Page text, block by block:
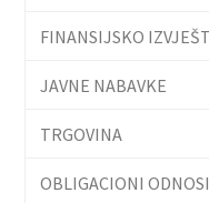
FINANSIJSKO
JAVNE NABAVKE
TRGOVINA
OBLIGACIONI ODNOSI